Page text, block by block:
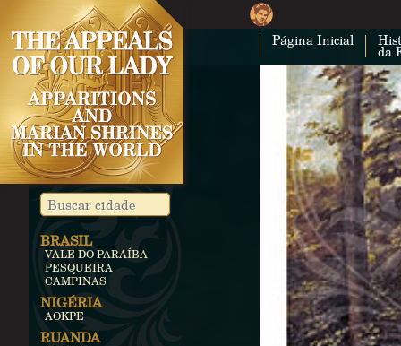
Página Inicial
da
BRASIL
VALE DO PARAÍBA
PESQUEIRA
CAMPINAS
NIGÉRIA
AOKPE
RUANDA